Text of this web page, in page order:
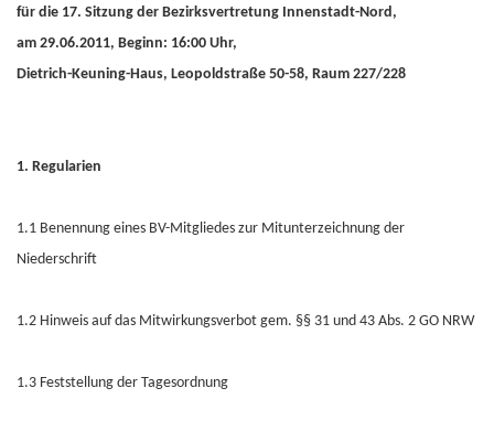
für die 17. Sitzung der Bezirksvertretung Innenstadt-Nord,
am 29.06.2011, Beginn: 16:00 Uhr,
Dietrich-Keuning-Haus, Leopoldstraße 50-58, Raum 227/228
1. Regularien
1.1 Benennung eines BV-Mitgliedes zur Mitunterzeichnung der
Niederschrift
1.2 Hinweis auf das Mitwirkungsverbot gem. §§ 31 und 43 Abs. 2 GO NRW
1.3 Feststellung der Tagesordnung